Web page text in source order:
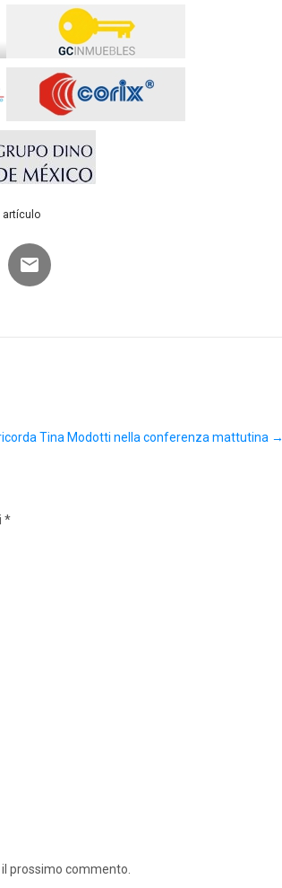
artículo
Tina Modotti nella conferenza mattutina →
*
prossimo commento.